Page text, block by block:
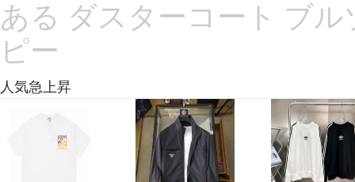
ある ダスターコート ブ
ピー
人気急上昇